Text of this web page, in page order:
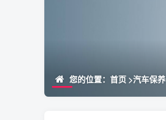
您的位置： 首页 >汽车保养